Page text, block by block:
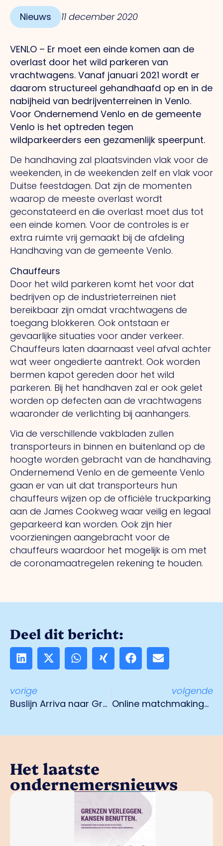
Nieuws 11 december 2020
VENLO – Er moet een einde komen aan de
overlast door het wild parkeren van
vrachtwagens. Vanaf januari 2021 wordt er
daarom structureel gehandhaafd op en in de
nabijheid van bedrijventerreinen in Venlo.
Voor Ondernemend Venlo en de gemeente
Venlo is het optreden tegen
wildparkeerders een gezamenlijk speerpunt.
De handhaving zal plaatsvinden vlak voor de
weekenden, in de weekenden zelf en vlak voor
Duitse feestdagen. Dat zijn de momenten
waarop de meeste overlast wordt
geconstateerd en die overlast moet dus tot
een einde komen. Voor de controles is er
extra ruimte vrij gemaakt bij de afdeling
Handhaving van de gemeente Venlo.
Chauffeurs
Door het wild parkeren komt het voor dat
bedrijven op de industrieterreinen niet
bereikbaar zijn omdat vrachtwagens de
toegang blokkeren. Ook ontstaan er
gevaarlijke situaties voor ander verkeer.
Chauffeurs laten daarnaast veel afval achter
wat weer ongedierte aantrekt. Ook worden
bermen kapot gereden door het wild
parkeren. Bij het handhaven zal er ook gelet
worden op defecten aan de vrachtwagens
waaronder de verlichting bij aanhangers.
Via de verschillende vakbladen zullen
transporteurs in binnen en buitenland op de
hoogte worden gebracht van de handhaving.
Ondernemend Venlo en de gemeente Venlo
gaan er van uit dat transporteurs hun
chauffeurs wijzen op de officiële truckparking
aan de James Cookweg waar veilig en legaal
geparkeerd kan worden. Ook zijn hier
voorzieningen aangebracht voor de
chauffeurs waardoor het mogelijk is om met
de coronamaatregelen rekening te houden.
Deel dit bericht:
vorige
Buslijn Arriva naar Greenport vervalt
volgende
Online matchmakingsevent HBO stagiaires 21 februari
Het laatste
ondernemersnieuws